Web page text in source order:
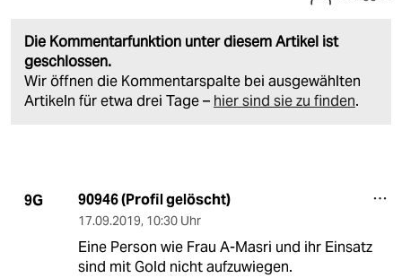
Die Kommentarfunktion unter diesem Artikel ist
geschlossen.
Wir öffnen die Kommentarspalte bei ausgewählten
Artikeln für etwa drei Tage – hier sind sie zu finden.
9G 90946 (Profil gelöscht)
17.09.2019, 10:30 Uhr
Eine Person wie Frau A-Masri und ihr Einsatz
sind mit Gold nicht aufzuwiegen.